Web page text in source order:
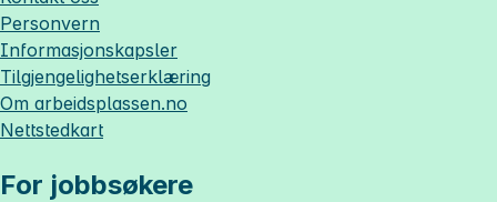
Personvern
Informasjonskapsler
Tilgjengelighetserklæring
Om arbeidsplassen.no
Nettstedkart
For jobbsøkere